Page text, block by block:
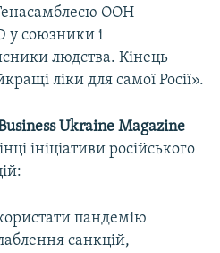
ООН
у союзники і
людства. Кінець
ліки для самої Росії».
Ukraine Magazine
ініціативи російського
пандемію
санкцій,